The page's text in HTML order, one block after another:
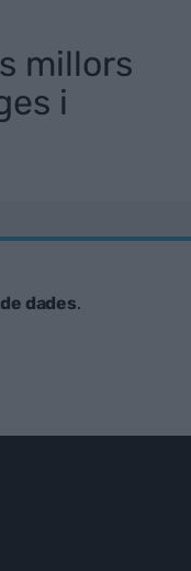
millors
i
dades.